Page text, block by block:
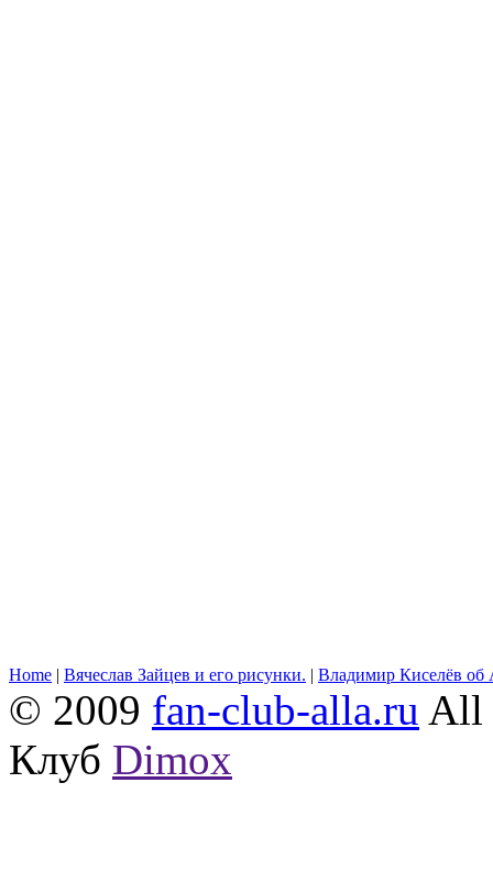
Home | Вячеслав Зайцев и его рисунки. | Владимир Киселёв об
© 2009 fan-club-alla.ru All
Клуб Dimox